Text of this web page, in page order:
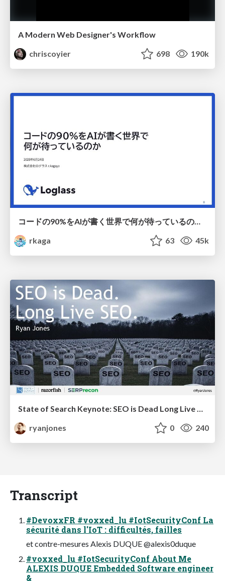
A Modern Web Designer's Workflow
chriscoyier
698 190k
コードの90%をAIが書く世界で何が待っているのか / What awaits us in a world where 90% of the code is written by AI
rkaga
63 45k
ryanjones
0 240
Transcript
#DevoxxFR #voxxed_lu #IotSecurityConf La
sécurité dans l'IoT : difficultés, failles
et contre-mesures Alexis DUQUE @alexis0duque
#voxxed_lu #IotSecurityConf About Me
ALEXIS DUQUE Embedded Software engineer
&